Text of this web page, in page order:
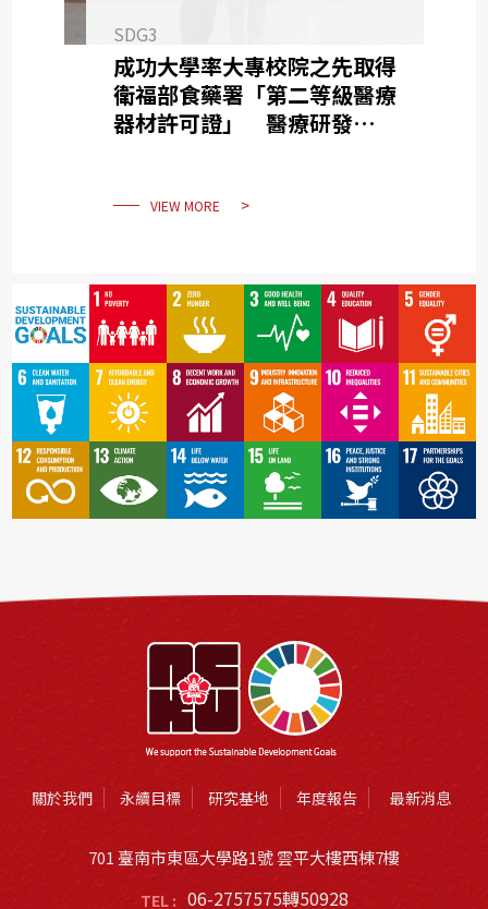
SDG3
成功大學率大專校院之先取得
衛福部食藥署「第二等級醫療
器材許可證」 醫療研發成果
VIEW MORE
關於我們 永續目標 研究基地 年度報告 最新消息
701 臺南市東區大學路1號 雲平大樓西棟7樓
TEL : 06-2757575轉50928